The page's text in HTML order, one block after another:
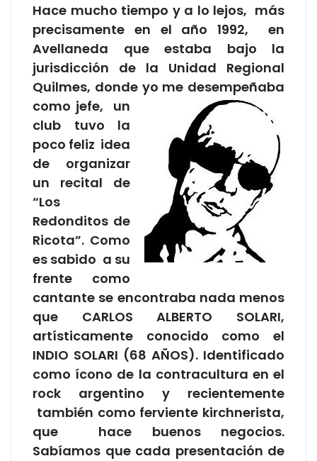
Hace mucho tiempo y a lo lejos, más
precisamente en el año 1992, en
Avellaneda que estaba bajo la
jurisdicción de la Unidad Regional
Quilmes, donde yo me desempeñaba
como jefe, un
club tuvo la
poco feliz idea
de organizar
un recital de
“Los
Redonditos de
Ricota”. Como
es sabido a su
frente como
cantante se encontraba nada menos
que CARLOS ALBERTO SOLARI,
artísticamente conocido como el
INDIO SOLARI (68 AÑOS). Identificado
como ícono de la contracultura en el
rock argentino y recientemente
también como ferviente kirchnerista,
que hace buenos negocios.
Sabíamos que cada presentación de